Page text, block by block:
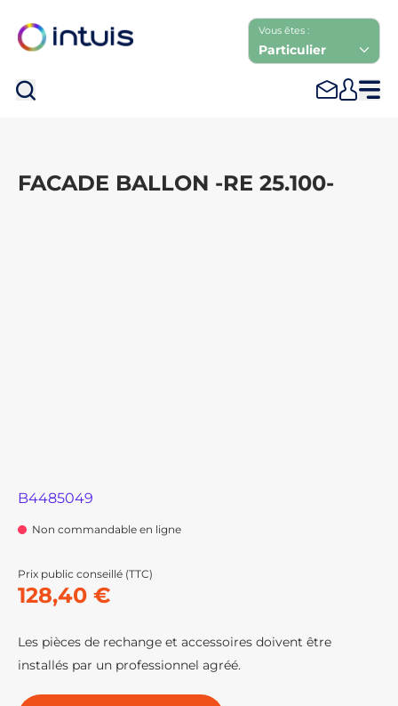
Vous êtes :
Particulier
FACADE BALLON -RE 25.100-
B4485049
Non commandable en ligne
Prix public conseillé (TTC)
128,40 €
Les pièces de rechange et accessoires doivent être
installés par un professionnel agréé.